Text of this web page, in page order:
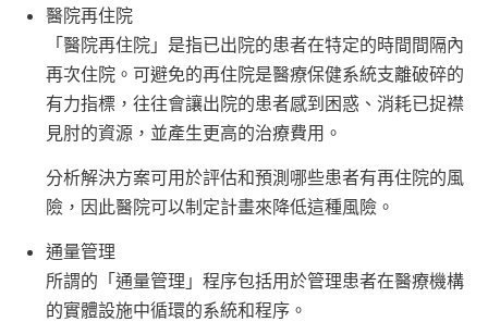
醫院再住院
「醫院再住院」是指已出院的患者在特定的時間間隔內
再次住院。可避免的再住院是醫療保健系統支離破碎的
有力指標，往往會讓出院的患者感到困惑、消耗已捉襟
見肘的資源，並產生更高的治療費用。
分析解決方案可用於評估和預測哪些患者有再住院的風
險，因此醫院可以制定計畫來降低這種風險。
通量管理
所謂的「通量管理」程序包括用於管理患者在醫療機構
的實體設施中循環的系統和程序。